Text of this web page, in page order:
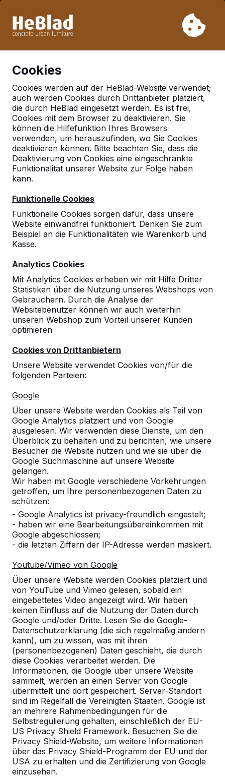
Woche 33 nicht. Bitte berücksichtigen Sie daher längere
Cookies
Cookies werden auf der HeBlad-Website verwendet;
auch werden Cookies durch Drittanbieter platziert,
die durch HeBlad eingesetzt werden. Es ist frei,
Cookies mit dem Browser zu deaktivieren. Sie
können die Hilfefunktion Ihres Browsers
verwenden, um herauszufinden, wo Sie Cookies
deaktivieren können. Bitte beachten Sie, dass die
Deaktivierung von Cookies eine eingeschränkte
Funktionalität unserer Website zur Folge haben
kann.
Funktionelle Cookies
Funktionelle Cookies sorgen dafür, dass unsere
Website einwandfrei funktioniert. Denken Sie zum
Beispiel an die Funktionalitäten wie Warenkorb und
Kasse.
Analytics Cookies
Mit Analytics Cookies erheben wir mit Hilfe Dritter
Statistiken über die Nutzung unseres Webshops von
Gebrauchern. Durch die Analyse der
Websitebenutzer können wir auch weiterhin
unseren Webshop zum Vorteil unserer Kunden
optimieren
Cookies von Drittanbietern
Unsere Website verwendet Cookies von/für die
folgenden Parteien:
Google
Über unsere Website werden Cookies als Teil von
Google Analytics platziert und von Google
ausgelesen. Wir verwenden diese Dienste, um den
Überblick zu behalten und zu berichten, wie unsere
Besucher die Website nutzen und wie sie über die
Google Suchmaschine auf unsere Website
gelangen.
Wir haben mit Google verschiedene Vorkehrungen
getroffen, um Ihre personenbezogenen Daten zu
schützen:
- Google Analytics ist privacy-freundlich eingestelt;
- haben wir eine Bearbeitungsübereinkommen mit
Google abgeschlossen;
- die letzten Ziffern der IP-Adresse werden maskiert.
Youtube/Vimeo von Google
Über unsere Website werden Cookies platziert und
von YouTube und Vimeo gelesen, sobald ein
eingebettetes Video angezeigt wird. Wir haben
keinen Einfluss auf die Nutzung der Daten durch
Google und/oder Dritte. Lesen Sie die Google-
Datenschutzerklärung (die sich regelmäßig ändern
kann), um zu wissen, was mit ihren
(personenbezogenen) Daten geschieht, die durch
diese Cookies verarbeitet werden. Die
Informationen, die Google über unsere Website
sammelt, werden an einen Server von Google
übermittelt und dort gespeichert. Server-Standort
sind im Regelfall die Vereinigten Staaten. Google ist
an mehrere Rahmenbedingungen für die
Selbstregulierung gehalten, einschließlich der EU-
US Privacy Shield Framework. Besuchen Sie die
Privacy Shield-Website, um weitere Informationen
über das Privacy Shield-Programm der EU und der
USA zu erhalten und die Zertifizierung von Google
einzusehen.
Deutschland
Referenties in:Stelle
10
sammeln, aber bisher sind wir voll
auf zufrieden. Platte sieht gut aus, scheint
Vandalismus sicher zu sein, sonst melden wir
uns wieder!
Alles perfekt!
13-03-2015
Referenzen
Unsere Produkte finden Sie in ganz Europa
und darüber hinaus. Sehen Sie hier, wo Sie
ein HeBlad-Produkt in Ihrer Nähe finden.
Produkt
Alles anzeigen
Kategorie
Alles anzeigen
Ort oder Postleitzahl suchen